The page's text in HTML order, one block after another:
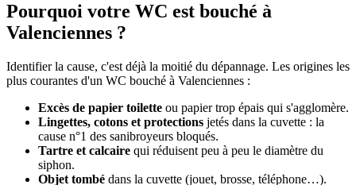
Pourquoi votre WC est bouché à
Valenciennes ?
Identifier la cause, c'est déjà la moitié du dépannage. Les origines les
plus courantes d'un WC bouché à Valenciennes :
Excès de papier toilette ou papier trop épais qui s'agglomère.
Lingettes, cotons et protections jetés dans la cuvette : la
cause n°1 des sanibroyeurs bloqués.
Tartre et calcaire qui réduisent peu à peu le diamètre du
siphon.
Objet tombé dans la cuvette (jouet, brosse, téléphone…).